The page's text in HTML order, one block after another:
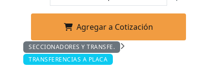
Agregar a Cotización
SECCIONADORES Y TRANSFE.
TRANSFERENCIAS A PLACA